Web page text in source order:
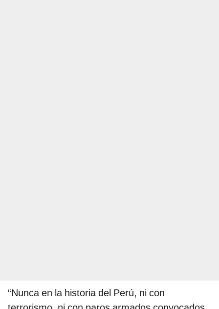
“Nunca en la historia del Perú, ni con